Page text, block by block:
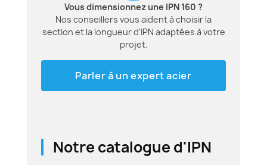
Vous dimensionnez une IPN 160 ?
Nos conseillers vous aident à choisir la
section et la longueur d'IPN adaptées à votre
projet.
Parler à un expert acier
Notre catalogue d'IPN